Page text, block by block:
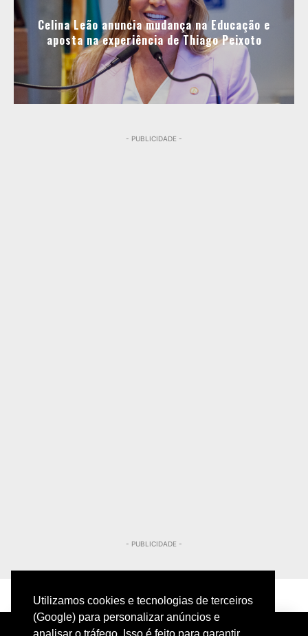
Utilizamos cookies e tecnologias de terceiros
(Google) para personalizar anúncios e
Celina Leão anuncia mudança na Educação e
aposta na experiência de Thiago Peixoto
- PUBLICIDADE -
- PUBLICIDADE -